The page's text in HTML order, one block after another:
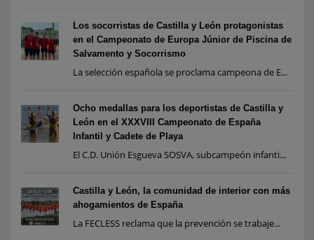
Los socorristas de Castilla y León protagonistas
en el Campeonato de Europa Júnior de Piscina de
Salvamento y Socorrismo
La selección española se proclama campeona de E...
Ocho medallas para los deportistas de Castilla y
León en el XXXVIII Campeonato de España
Infantil y Cadete de Playa
El C.D. Unión Esgueva SOSVA, subcampeón infanti...
Castilla y León, la comunidad de interior con más
ahogamientos de España
La FECLESS reclama que la prevención se trabaje...